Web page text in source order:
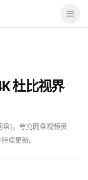
杜比视界
]，夸克网盘视频资
续更新。